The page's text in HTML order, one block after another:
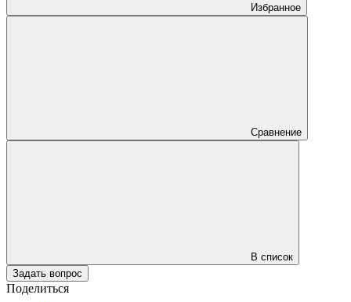
Избранное
Сравнение
В список
Задать вопрос
Поделиться